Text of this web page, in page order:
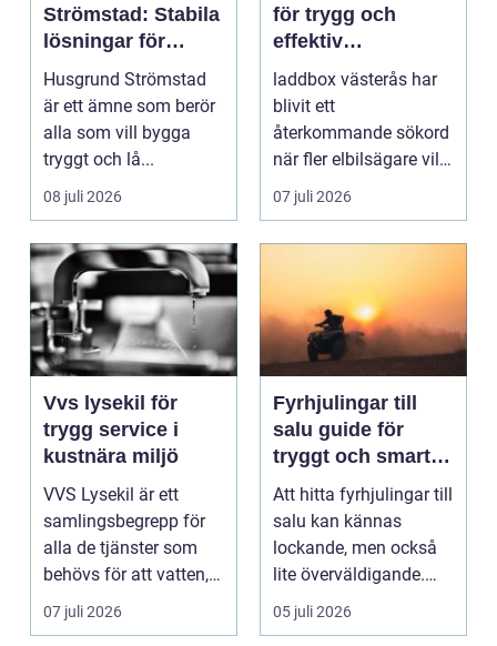
Strömstad: Stabila
lösningar för
boende vid kusten
Husgrund Strömstad
är ett ämne som berör
alla som vill bygga
tryggt och lå...
08 juli 2026
för trygg och
effektiv
hemmaladdning
laddbox västerås har
blivit ett
återkommande sökord
när fler elbilsägare vill
ladda hemma på ett
säk...
07 juli 2026
Vvs lysekil för
trygg service i
kustnära miljö
VVS Lysekil är ett
samlingsbegrepp för
alla de tjänster som
behövs för att vatten,
värme och avlopp ...
07 juli 2026
Fyrhjulingar till
salu guide för
tryggt och smart
köp
Att hitta fyrhjulingar till
salu kan kännas
lockande, men också
lite överväldigande.
Utbudet är stor...
05 juli 2026